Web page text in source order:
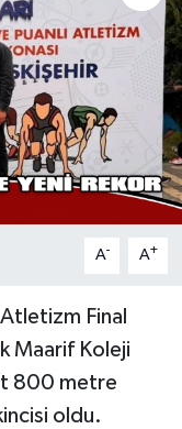
A- A+
Final
Maarif Koleji
800 metre
oldu.